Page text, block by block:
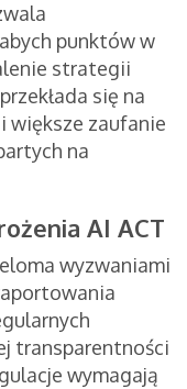
punktów w
strategii
się na
większe zaufanie
na
AI ACT
wyzwaniami
transparentności
wymagają